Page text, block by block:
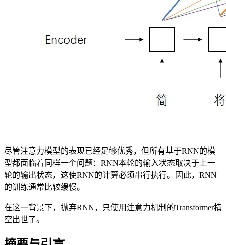
尽管注意力模型的表现已经足够优秀，但所有基于RNN的模
型都面临着同样一个问题：RNN本轮的输入状态取决于上一
轮的输出状态，这使RNN的计算必须串行执行。因此，RNN
的训练通常比较缓慢。
在这一背景下，抛弃RNN，只使用注意力机制的Transformer横
空出世了。